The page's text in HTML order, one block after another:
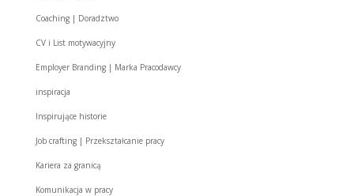
Coaching | Doradztwo
CV i List motywacyjny
Employer Branding | Marka Pracodawcy
inspiracja
Inspirujące historie
Job crafting | Przekształcanie pracy
Kariera za granicą
Komunikacja w pracy